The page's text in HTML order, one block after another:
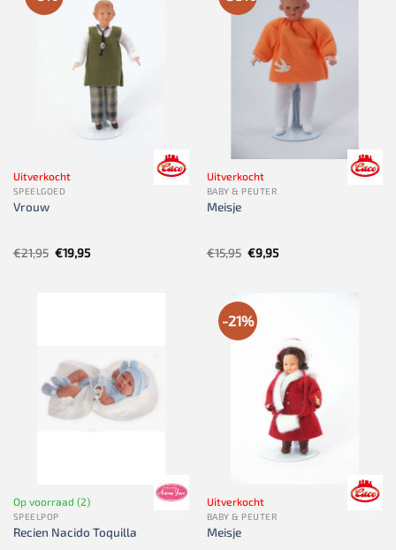
Uitverkocht
SPEELGOED
Vrouw
€21,95 Oorspronkelijke
prijs
€19,95Huidige
Uitverkocht
BABY & PEUTER
Meisje
€15,95 Oorspronkelijke
prijs
€9,95Huidige
Op voorraad (2)
SPEELPOP
Recien Nacido Toquilla
-21%
Uitverkocht
BABY & PEUTER
Meisje